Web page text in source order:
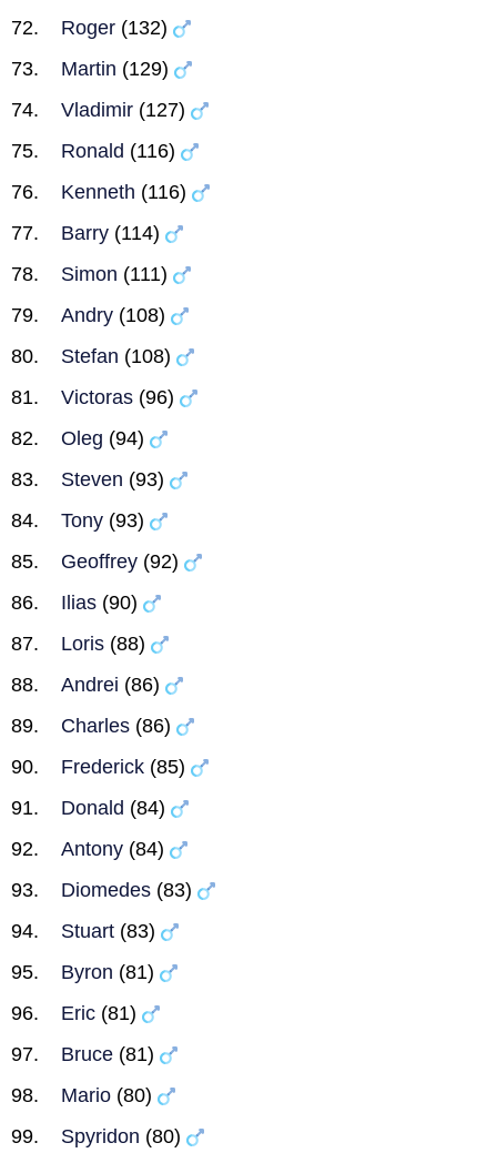
Roger (132)
Martin (129)
Vladimir (127)
Ronald (116)
Kenneth (116)
Barry (114)
Simon (111)
Andry (108)
Stefan (108)
Victoras (96)
Oleg (94)
Steven (93)
Tony (93)
Geoffrey (92)
Ilias (90)
Loris (88)
Andrei (86)
Charles (86)
Frederick (85)
Donald (84)
Antony (84)
Diomedes (83)
Stuart (83)
Byron (81)
Eric (81)
Bruce (81)
Mario (80)
Spyridon (80)